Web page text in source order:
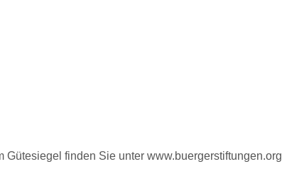
Gütesiegel finden Sie unter www.buergerstiftungen.org